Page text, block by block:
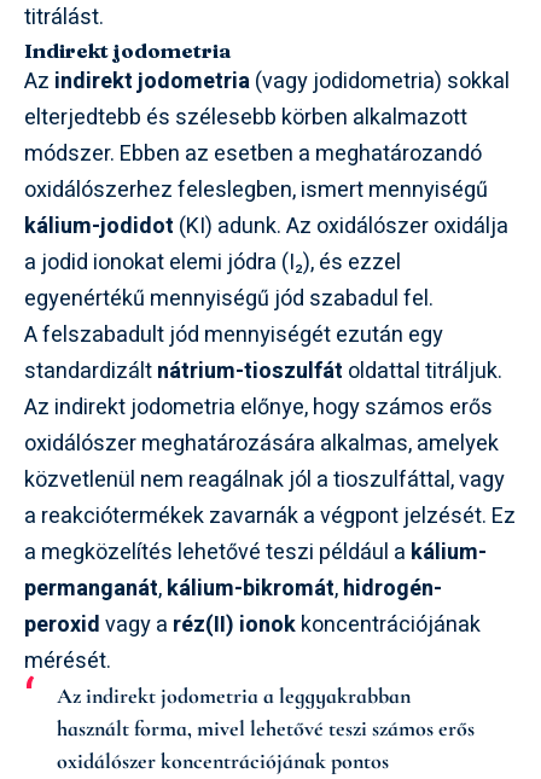
titrálást.
Indirekt jodometria
Az indirekt jodometria(vagy jodidometria) sokkal
elterjedtebb és szélesebb körben alkalmazott
módszer. Ebben az esetben a meghatározandó
oxidálószerhez feleslegben, ismert mennyiségű
kálium-jodidot (KI) adunk. Az oxidálószer oxidálja
a jodid ionokat elemi jódra (I₂), és ezzel
egyenértékű mennyiségű jód szabadul fel.
A felszabadult jód mennyiségét ezután egy
standardizáltnátrium-tioszulfát oldattal titráljuk.
Az indirekt jodometria előnye, hogy számos erős
oxidálószer meghatározására alkalmas, amelyek
közvetlenül nem reagálnak jól a tioszulfáttal, vagy
a reakciótermékek zavarnák a végpont jelzését. Ez
a megközelítés lehetővé teszi például a kálium-
permanganát,kálium-bikromát,hidrogén-
peroxidvagy a réz(II) ionokkoncentrációjának
mérését.
Az indirekt jodometria a leggyakrabban
használt forma, mivel lehetővé teszi számos erős
oxidálószer koncentrációjának pontos